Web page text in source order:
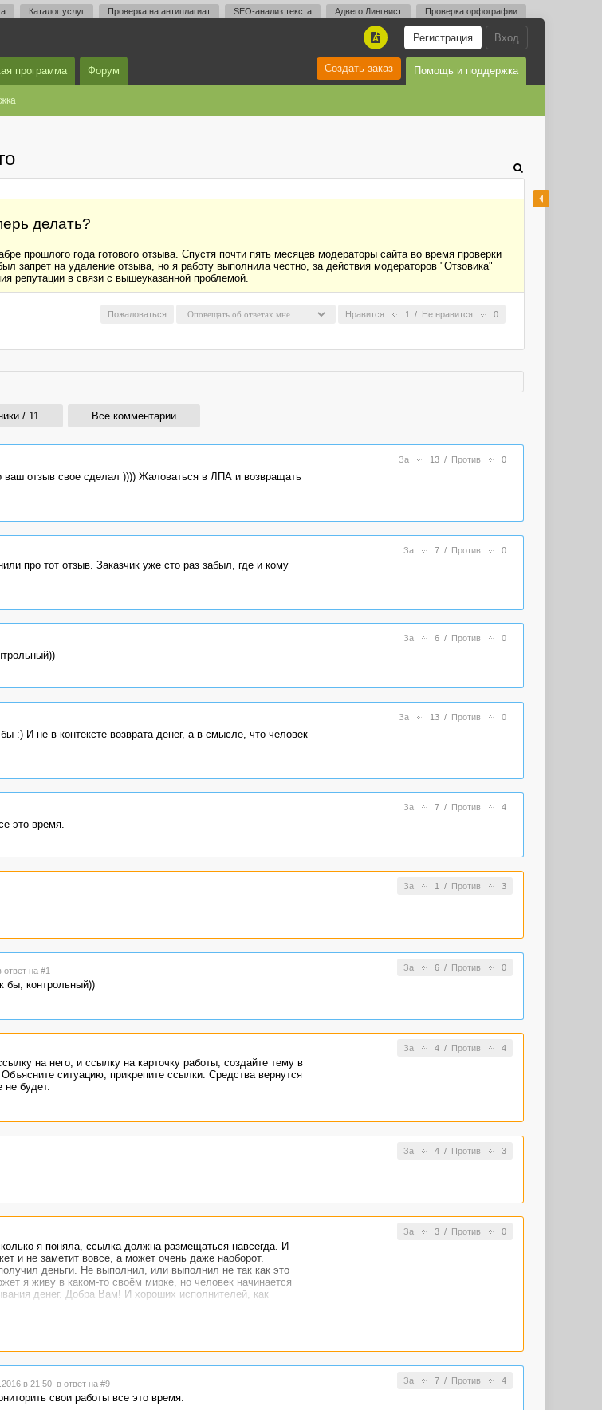
Каталог услуг Проверка на антиплагиат SEO-анализ текста Адвего Лингвист Проверка орфографии
Вход
Регистрация
A
программа Форум Помощь и поддержка
Создать заказ
делать?
прошлого года готового отзыва. Спустя почти пять месяцев модераторы сайта во время проверки
запрет на удаление отзыва, но я работу выполнила честно, за действия модераторов "Отзовика"
репутации в связи с вышеуказанной проблемой.
Нравится 1 / Не нравится 0
Пожаловаться
/ 11 Все комментарии
За 13/ Против 0
отзыв свое сделал )))) Жаловаться в ЛПА и возвращать
За 7/ Против 0
про тот отзыв. Заказчик уже сто раз забыл, где и кому
За 6/ Против 0
За 13/ Против 0
:) И не в контексте возврата денег, а в смысле, что человек
За 7/ Против 4
это время.
За 1 / Против 3
За 6/ Против 0
ответ на #1
бы, контрольный))
За 4/ Против 4
на него, и ссылку на карточку работы, создайте тему в
ситуацию, прикрепите ссылки. Средства вернутся
не будет.
За 4/ Против 3
За 3/ Против 0
я поняла, ссылка должна размещаться навсегда. И
и не заметит вовсе, а может очень даже наоборот.
деньги. Не выполнил, или выполнил не так как это
я живу в каком-то своём мирке, но человек начинается
денег. Добра Вам! И хороших исполнителей, как
За 7/ Против 4
в 21:50 в ответ на #9
свои работы все это время.